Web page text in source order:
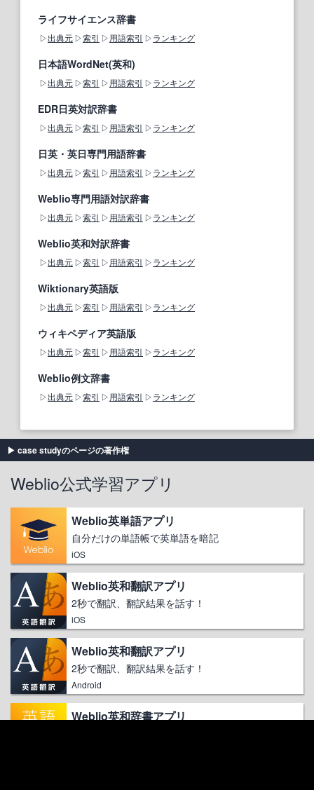
ライフサイエンス辞書
出典元 索引 用語索引 ランキング
日本語WordNet(英和)
出典元 索引 用語索引 ランキング
EDR日英対訳辞書
出典元 索引 用語索引 ランキング
日英・英日専門用語辞書
出典元 索引 用語索引 ランキング
Weblio専門用語対訳辞書
出典元 索引 用語索引 ランキング
Weblio英和対訳辞書
出典元 索引 用語索引 ランキング
Wiktionary英語版
出典元 索引 用語索引 ランキング
ウィキペディア英語版
出典元 索引 用語索引 ランキング
Weblio例文辞書
出典元 索引 用語索引 ランキング
case studyのページの著作権
Weblio公式学習アプリ
Weblio英単語アプリ
自分だけの単語帳で英単語を暗記
iOS
Weblio英和翻訳アプリ
2秒で翻訳、翻訳結果を話す！
iOS
Weblio英和翻訳アプリ
2秒で翻訳、翻訳結果を話す！
Android
Weblio英和辞書アプリ